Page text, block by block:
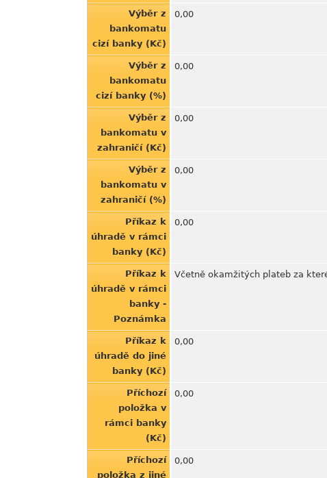
Výběr z
bankomatu
cizí banky (Kč)
0,00
Výběr z
bankomatu
cizí banky (%)
0,00
Výběr z
bankomatu v
zahraničí (Kč)
0,00
Výběr z
bankomatu v
zahraničí (%)
0,00
Příkaz k
úhradě v rámci
banky (Kč)
0,00
Příkaz k
úhradě v rámci
banky -
Poznámka
Včetně okamžitých plateb za
Příkaz k
úhradě do jiné
banky (Kč)
0,00
Příchozí
položka v
rámci banky
(Kč)
0,00
Příchozí
položka z jiné
0,00